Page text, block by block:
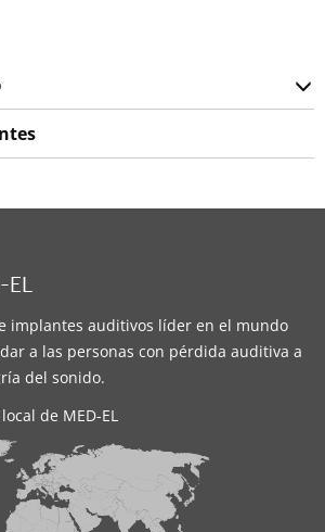
EL
implantes auditivos líder en el mundo
a las personas con pérdida auditiva a
del sonido.
de MED-EL